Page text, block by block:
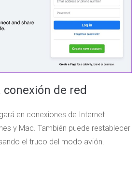
de red
en conexiones de Internet
y Mac. También puede restablecer
el truco del modo avión.